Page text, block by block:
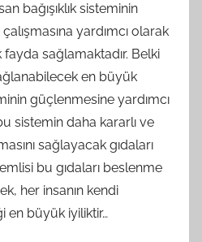
bağışıklık sisteminin
yardımcı olarak
sağlamaktadır. Belki
en büyük
güçlenmesine yardımcı
sistemin daha kararlı ve
sağlayacak gıdaları
bu gıdaları beslenme
her insanın kendi
en büyük iyiliktir…